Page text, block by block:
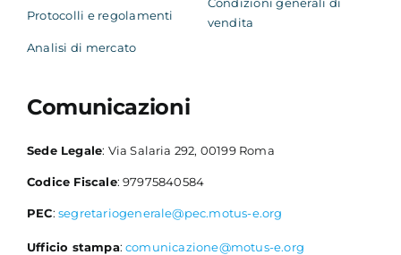
Protocolli e regolamenti
Analisi di mercato
vendita
Comunicazioni
Sede Legale: Via Salaria 292, 00199 Roma
Codice Fiscale: 97975840584
PEC: segretariogenerale@pec.motus-e.org
Ufficio stampa:comunicazione@motus-e.org